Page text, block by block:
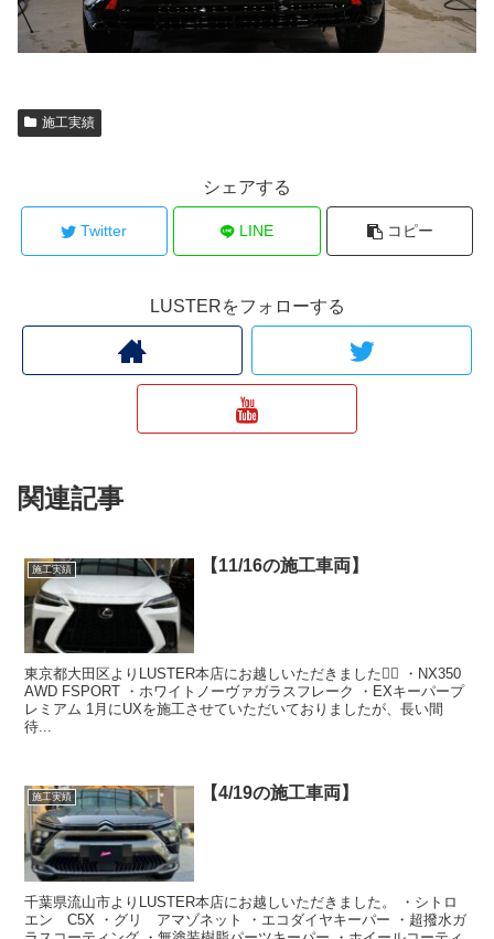
施工実績
シェアする
Twitter LINE コピー
LUSTERをフォローする
関連記事
施工実績 【11/16の施工車両】
東京都大田区よりLUSTER本店にお越しいただきました🙇‍♂️ ・NX350
AWD FSPORT ・ホワイトノーヴァガラスフレーク ・EXキーパープ
レミアム 1月にUXを施工させていただいておりましたが、長い間
待...
施工実績 【4/19の施工車両】
千葉県流山市よりLUSTER本店にお越しいただきました。 ・シトロ
エン C5X ・グリ アマゾネット ・エコダイヤキーパー ・超撥水ガ